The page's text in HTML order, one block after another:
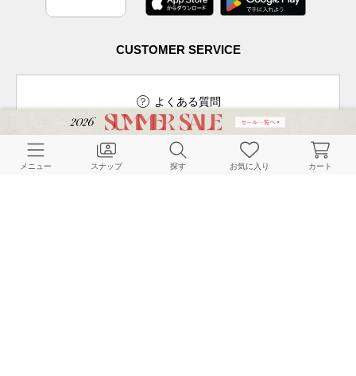
CUSTOMER SERVICE
よくある質問
メニュー スナップ 探す お気に入り カート